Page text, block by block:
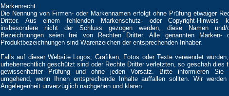
Markenrecht
Die Nennung von Firmen- oder Markennamen erfolgt ohne Prüfung etwaiger
Dritter. Aus einem fehlenden Markenschutz- oder Copyright-Hinweis
insbesondere nicht der Schluss gezogen werden, diese Namen und/
Bezeichnungen seien frei von Rechten Dritter. Alle genannten Marken-
Produktbezeichnungen sind Warenzeichen der entsprechenden Inhaber.
Falls auf dieser Website Logos, Grafiken, Fotos oder Texte verwendet
urheberrechtlich geschützt sind oder Rechte Dritter verletzten, so geschah dies
gewissenhafter Prüfung und ohne jeden Vorsatz. Bitte informieren Sie
umgehend, wenn Ihnen entsprechende Inhalte auffallen sollten. Wir werden
Angelegenheit unverzüglich nachgehen und klären.